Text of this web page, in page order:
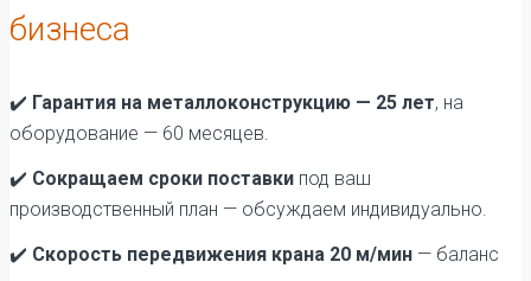
бизнеса
✔️ Гарантия на металлоконструкцию — 25 лет, на
оборудование — 60 месяцев.
✔️ Сокращаем сроки поставки под ваш
производственный план — обсуждаем индивидуально.
✔️ Скорость передвижения крана 20 м/мин — баланс